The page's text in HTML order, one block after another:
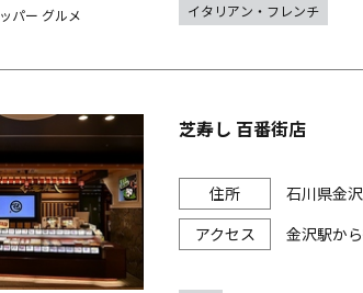
パー グルメ イタリアン・フレンチ
芝寿し 百番街店
石川県金
金沢駅か